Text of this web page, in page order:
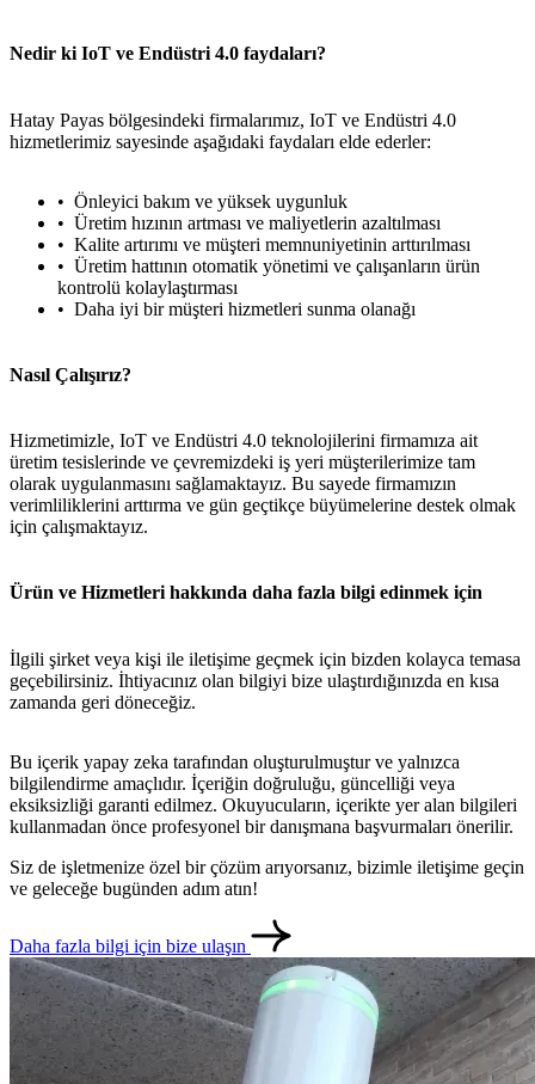
Nedir ki IoT ve Endüstri 4.0 faydaları?
Hatay Payas bölgesindeki firmalarımız, IoT ve Endüstri 4.0
hizmetlerimiz sayesinde aşağıdaki faydaları elde ederler:
Önleyici bakım ve yüksek uygunluk
Üretim hızının artması ve maliyetlerin azaltılması
Kalite artırımı ve müşteri memnuniyetinin arttırılması
Üretim hattının otomatik yönetimi ve çalışanların ürün
kontrolü kolaylaştırması
Daha iyi bir müşteri hizmetleri sunma olanağı
Nasıl Çalışırız?
Hizmetimizle, IoT ve Endüstri 4.0 teknolojilerini firmamıza ait
üretim tesislerinde ve çevremizdeki iş yeri müşterilerimize tam
olarak uygulanmasını sağlamaktayız. Bu sayede firmamızın
verimliliklerini arttırma ve gün geçtikçe büyümelerine destek olmak
için çalışmaktayız.
Ürün ve Hizmetleri hakkında daha fazla bilgi edinmek için
İlgili şirket veya kişi ile iletişime geçmek için bizden kolayca temasa
geçebilirsiniz. İhtiyacınız olan bilgiyi bize ulaştırdığınızda en kısa
zamanda geri döneceğiz.
Bu içerik yapay zeka tarafından oluşturulmuştur ve yalnızca
bilgilendirme amaçlıdır. İçeriğin doğruluğu, güncelliği veya
eksiksizliği garanti edilmez. Okuyucuların, içerikte yer alan bilgileri
kullanmadan önce profesyonel bir danışmana başvurmaları önerilir.
Siz de işletmenize özel bir çözüm arıyorsanız, bizimle iletişime geçin
ve geleceğe bugünden adım atın!
Daha fazla bilgi için bize ulaşın